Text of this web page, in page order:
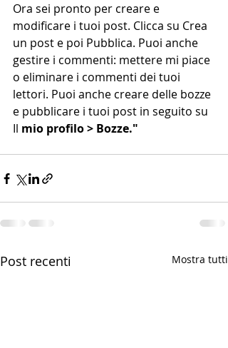
Ora sei pronto per creare e
modificare i tuoi post. Clicca su Crea
un post e poi Pubblica. Puoi anche
gestire i commenti: mettere mi piace
o eliminare i commenti dei tuoi
lettori. Puoi anche creare delle bozze
e pubblicare i tuoi post in seguito su
Il mio profilo > Bozze."
Post recenti Mostra tutti